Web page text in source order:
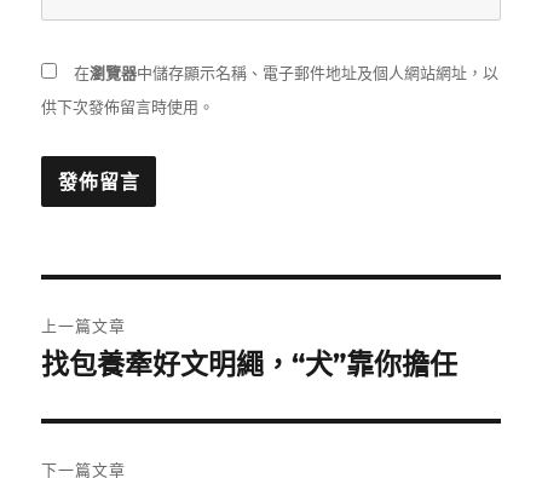
在瀏覽器中儲存顯示名稱、電子郵件地址及個人網站網址，以
供下次發佈留言時使用。
章
覽
上一篇文章
上
篇
文
找包養牽好文明繩，“犬”靠你擔任
下一篇文章